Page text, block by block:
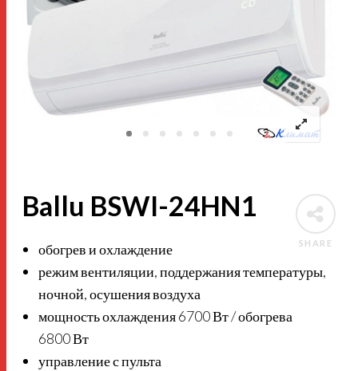
SHARE
Ballu BSWI-24HN1
обогрев и охлаждение
режим вентиляции, поддержания температуры,
ночной, осушения воздуха
мощность охлаждения 6700 Вт / обогрева
6800 Вт
управление с пульта